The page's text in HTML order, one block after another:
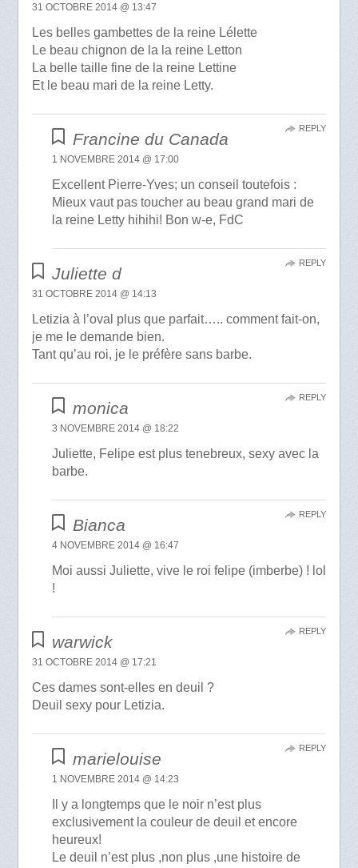
31 OCTOBRE 2014 @ 13:47
Les belles gambettes de la reine Lélette
Le beau chignon de la la reine Letton
La belle taille fine de la reine Lettine
Et le beau mari de la reine Letty.
Francine du Canada
1 NOVEMBRE 2014 @ 17:00
Excellent Pierre-Yves; un conseil toutefois :
Mieux vaut pas toucher au beau grand mari de
la reine Letty hihihi! Bon w-e, FdC
REPLY
Juliette d
31 OCTOBRE 2014 @ 14:13
Letizia à l’oval plus que parfait….. comment fait-on,
je me le demande bien.
Tant qu’au roi, je le préfère sans barbe.
REPLY
monica
3 NOVEMBRE 2014 @ 18:22
Juliette, Felipe est plus tenebreux, sexy avec la
barbe.
REPLY
Bianca
4 NOVEMBRE 2014 @ 16:47
Moi aussi Juliette, vive le roi felipe (imberbe) ! lol
!
REPLY
warwick
31 OCTOBRE 2014 @ 17:21
Ces dames sont-elles en deuil ?
Deuil sexy pour Letizia.
REPLY
marielouise
1 NOVEMBRE 2014 @ 14:23
Il y a longtemps que le noir n’est plus
exclusivement la couleur de deuil et encore
heureux!
Le deuil n’est plus ,non plus ,une histoire de
REPLY